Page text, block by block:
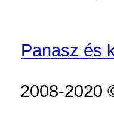
Panasz és
2008-2020